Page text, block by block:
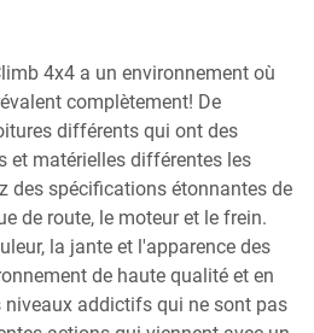
4x4 a un environnement où
complètement! De
différents qui ont des
et matérielles différentes les
des spécifications étonnantes de
de route, le moteur et le frein.
la jante et l'apparence des
de haute qualité et en
addictifs qui ne sont pas